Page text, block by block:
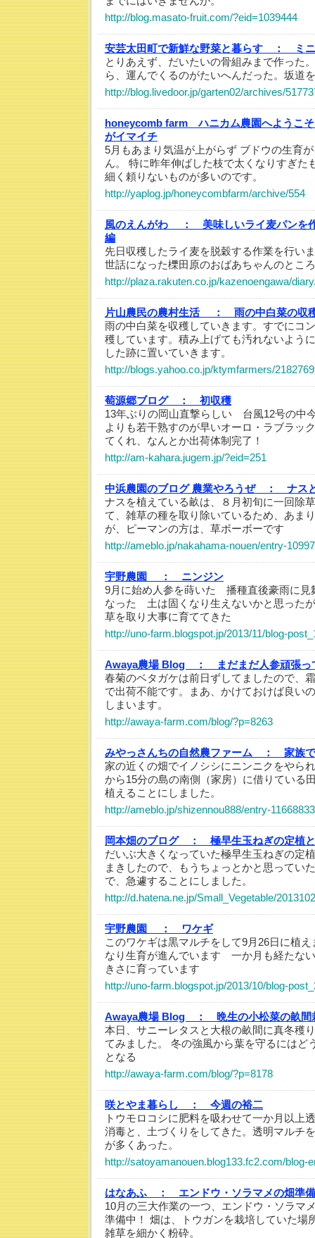
http://blog.masato-fruit.com/?eid=1039444
安芸太田町で新鮮な野菜と暮らす ：
ミ
とりあえず、だいたいの骨組みまで作った
ら、運んでくるのがたいへんだった。坂道
http://blog.livedoor.jp/garten02/archives/
honeycomb farm ハニカム農園へようこ
がイマイチ
5月もあまり気温が上がらず ブドウの生育
ん。 特に昨年伸ばした枝で太くなりすぎた
細く頼りないものが多いのです。
http://yaplog.jp/honeycombfarm/archive/554
風のえんがわ ：
美味しいライ麦パン
編
先日収穫したライ麦を脱穀する作業を行い
世話になった櫟田原のおばあちゃんのとこ
http://plaza.rakuten.co.jp/kazenoengawa/
片山農民の農村生活 ：
雨の中白菜の収
雨の中白菜を収穫していきます。すでにコ
穫しています。積み上げても汚れないよう
した跡に置いていきます。
http://blogs.yahoo.co.jp/ktymfarmers/
萄源郷ブログ ：
初収穫
13年ぶりの岡山直撃らしい 台風12号の中
よりも若干熟すのが早いオーロ・ラブラッ
てくれ、なんとか出荷体制完了！
http://am-kahara.jugem.jp/?eid=251
中浜農園のブログ 農業やろうぜ ：
ナス
ナスを植えている畝は、８月初旬に一回除
て、雑草の種を取り除いているため、あま
が、ピーマンの方は、草ボーボーです
http://ameblo.jp/nakahama-nouen/entry-
宇野農園 ：
ニンジン
9月に始め人参を蒔いた 播種直後豪雨に見
なった 土は固くなり生えないかと思った
草を取り大事に育ててきた
http://uno-farm.blogspot.jp/2013/11/blog-
Awaya農場 Blog ：
まだまだ人参頑張っ
春菊のベタガケは前日ずしてましたので、
で出荷不能です。まあ、かけておけば良い
しまいます。
http://awaya-farm.com/blog/?p=8263
みやっさんちの自然農ファーム ：
家族
家の近くの畑でイノシシにニンニクをやら
から15分の島の南側（家房）に借りている
植えることにしました。
http://ameblo.jp/shizennou888/entry-
岡本畑のブログ ：
極早生玉ねぎの定植
だいぶ大きくなっていた極早生玉ねぎの定
まきしたので、もうちょっとかと思ってい
で、急遽することにしました。
http://d.hatena.ne.jp/Small_Vegetable/
宇野農園 ：
ワケギ
このワケギは黒マルチをして9月26日に植
なり生育が進んでいます 一か月も経たな
きさに育っています
http://uno-farm.blogspot.jp/2013/10/blog-
Awaya農場 Blog ：
晩生の小松菜の畝
本日、サニーレタスと大根の畝間に真冬穫
てみました。 冬の強風から葉を守るにはど
となる
http://awaya-farm.com/blog/?p=8178
咲とやま暮らし ：
今週の裕二
トウモロコシに肥料を吸わせて一か月以上
消毒と、土づくりをしてきた。透明マルチ
が多くあった。
http://satoyamanouen.blog133.fc2.com/blog-
はなあふ ：
エンドウ・ソラマメの畑準備
10月の三大作業の一つ、エンドウ・ソラマ
準備中！ 畑は、トウガンを栽培していた場
雑草を細かく粉砕。